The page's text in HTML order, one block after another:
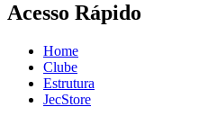
Acesso Rápido
Home
Clube
Estrutura
JecStore